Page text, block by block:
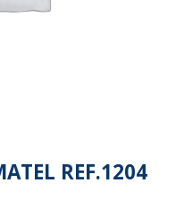
REF.1204